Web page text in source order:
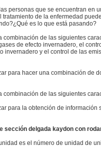
personas que se encuentran en
tratamiento de la enfermedad
es lo que está pasando?
combinación de las siguientes
de efecto invernadero, el
invernadero y el control de las
para hacer una combinación de
combinación de las siguientes
para la obtención de información
sección delgada kaydon con
es el número de unidad de